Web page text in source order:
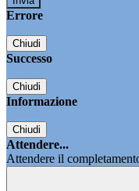
Errore
Chiudi
Successo
Chiudi
Informazione
Chiudi
Attendere...
Attendere il